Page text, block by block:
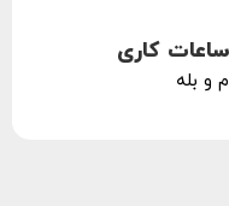
کاری
و بله